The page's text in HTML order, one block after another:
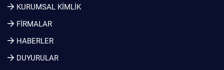
KURUMSAL KIMLIK
FİRMALAR
HABERLER
DUYURULAR